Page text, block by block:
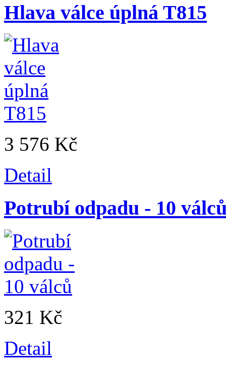
Hlava válce úplná T815
3 576 Kč
Detail
Potrubí odpadu - 10
321 Kč
Detail